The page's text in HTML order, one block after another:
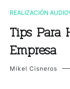
REALIZACIÓN
Tips Para
Empresa
Mikel Cisneros